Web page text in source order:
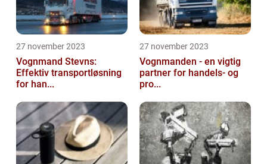
27 november 2023
Vognmand Stevns:
Effektiv transportløsning
for han...
27 november 2023
Vognmanden - en vigtig
partner for handels- og
pro...